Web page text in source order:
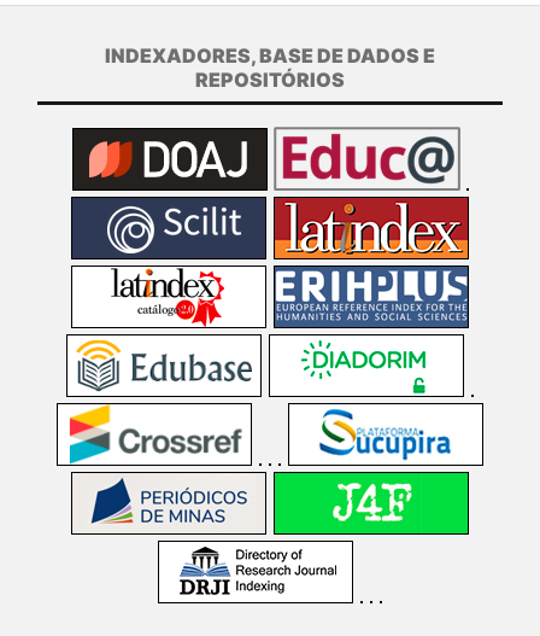
INDEXADORES, BASE DE DADOS E
REPOSITÓRIOS